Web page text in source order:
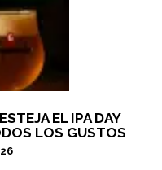
EL IPA DAY
LOS GUSTOS